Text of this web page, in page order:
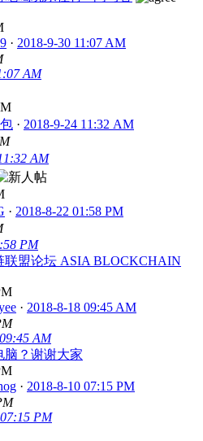
· 2018-9-30 11:07 AM
AM
· 2018-9-24 11:32 AM
AM
· 2018-8-22 01:58 PM
PM
联盟论坛 ASIA BLOCKCHAIN
· 2018-8-18 09:45 AM
AM
脑？谢谢大家
· 2018-8-10 07:15 PM
PM